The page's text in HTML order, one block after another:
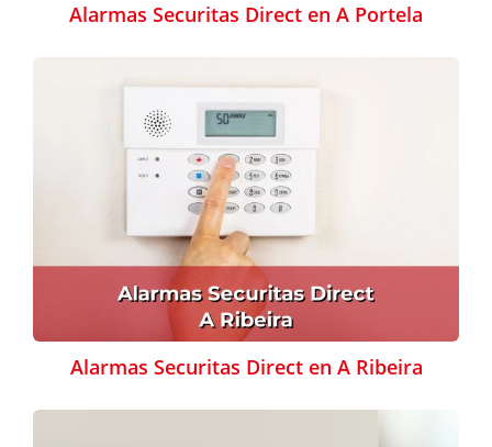
Alarmas Securitas Direct en A Portela
Alarmas Securitas Direct en A Ribeira